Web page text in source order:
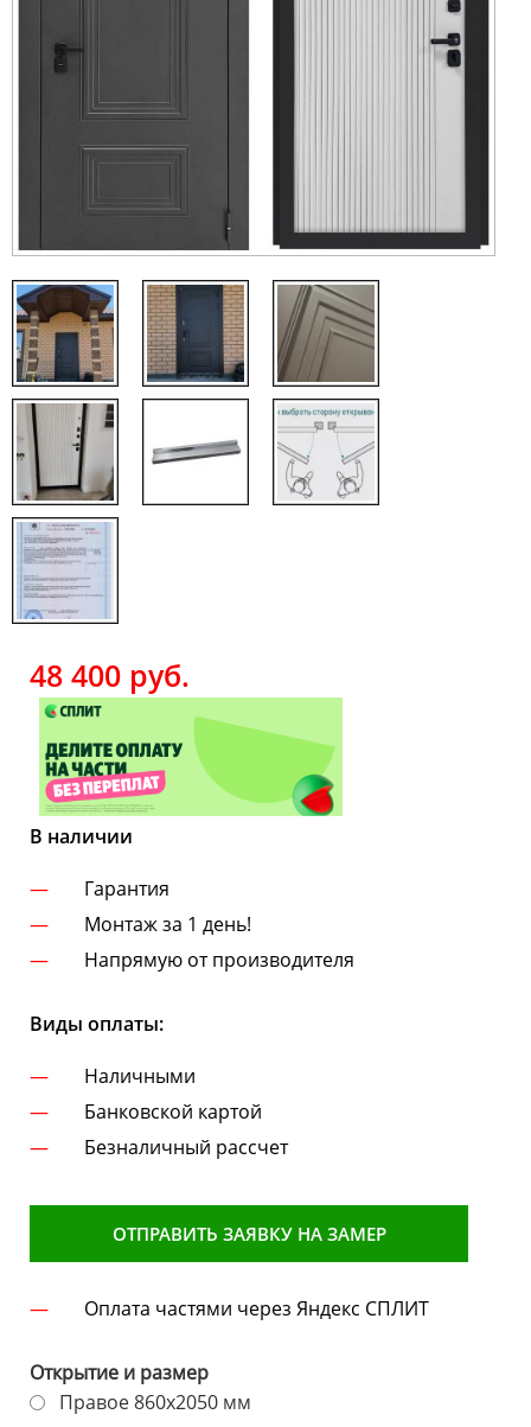
48 400 руб.
В наличии
Гарантия
Монтаж за 1 день!
Напрямую от производителя
Виды оплаты:
Наличными
Банковской картой
Безналичный рассчет
ОТПРАВИТЬ ЗАЯВКУ НА ЗАМЕР
Оплата частями через Яндекс СПЛИТ
Открытие и размер
Правое 860х2050 мм